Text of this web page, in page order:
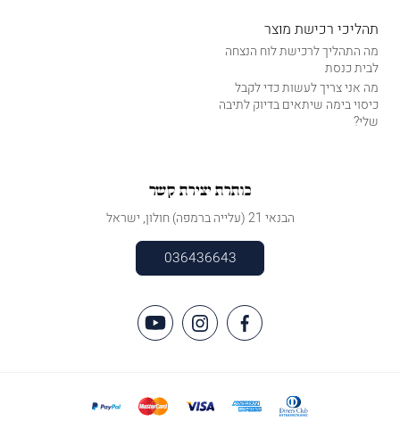
תהליכי רכישת מוצר
מה התהליך לרכישת לוח הנצחה
לבית כנסת
מה אני צריך לעשות כדי לקבל
כיסוי בימה שיתאים בדיוק לתיבה
שלי?
כותרת יצירת קשר
הבנאי 21 (עלייה ברמפה) חולון, ישראל
036436643